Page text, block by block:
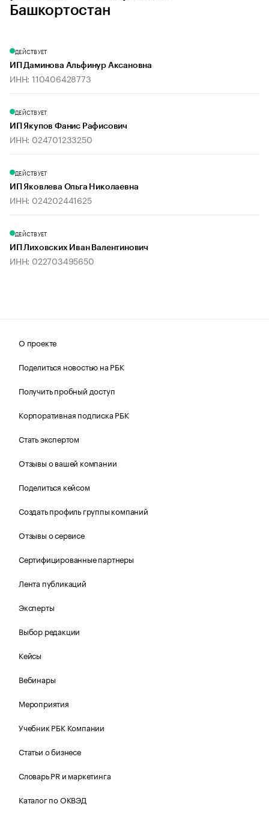
Башкортостан
ДЕЙСТВУЕТ
ИП Даминова Альфинур Аксановна
ИНН: 110406428773
ДЕЙСТВУЕТ
ИП Якупов Фанис Рафисович
ИНН: 024701233250
ДЕЙСТВУЕТ
ИП Яковлева Ольга Николаевна
ИНН: 024202441625
ДЕЙСТВУЕТ
ИП Лиховских Иван Валентинович
ИНН: 022703495650
О проекте
Поделиться новостью на РБК
Получить пробный доступ
Корпоративная подписка РБК
Стать экспертом
Отзывы о вашей компании
Поделиться кейсом
Создать профиль группы компаний
Отзывы о сервисе
Сертифицированные партнеры
Лента публикаций
Эксперты
Выбор редакции
Кейсы
Вебинары
Мероприятия
Учебник РБК Компании
Статьи о бизнесе
Словарь PR и маркетинга
Каталог по ОКВЭД